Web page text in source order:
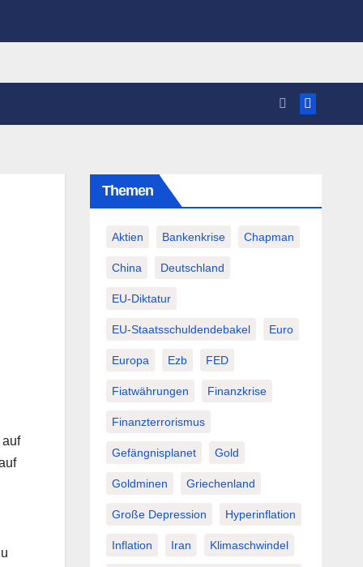
auf
Themen
Aktien Bankenkrise Chapman
China Deutschland
EU-Diktatur
EU-Staatsschuldendebakel Euro
Europa Ezb FED
Fiatwährungen Finanzkrise
Finanzterrorismus
Gefängnisplanet Gold
Goldminen Griechenland
Große Depression Hyperinflation
Inflation Iran Klimaschwindel